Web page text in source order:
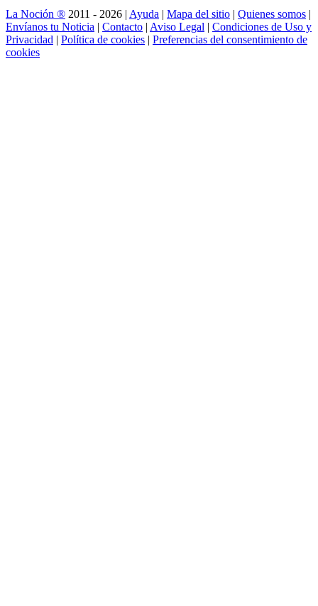
La Noción ® 2011 - 2026 | Ayuda | Mapa del sitio | Quienes somos |
Envíanos tu Noticia | Contacto | Aviso Legal | Condiciones de Uso y
Privacidad | Política de cookies | Preferencias del consentimiento de
cookies